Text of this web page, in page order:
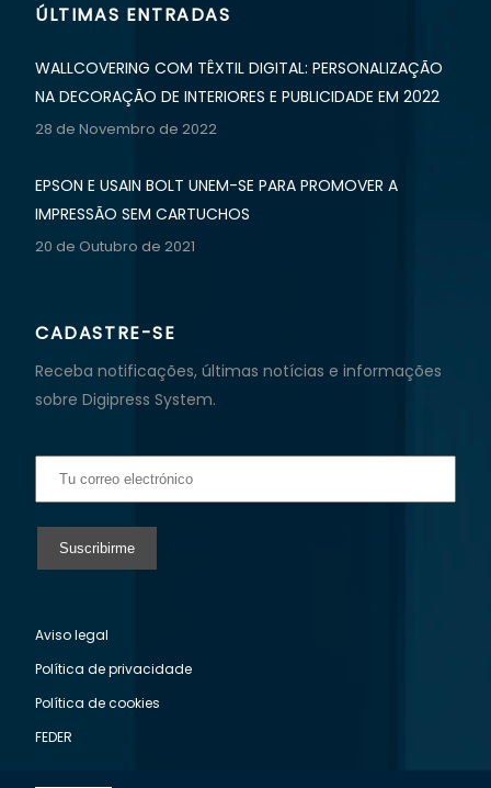
ÚLTIMAS ENTRADAS
WALLCOVERING COM TÊXTIL DIGITAL: PERSONALIZAÇÃO
NA DECORAÇÃO DE INTERIORES E PUBLICIDADE EM 2022
28 de Novembro de 2022
EPSON E USAIN BOLT UNEM-SE PARA PROMOVER A
IMPRESSÃO SEM CARTUCHOS
20 de Outubro de 2021
CADASTRE-SE
Receba notificações, últimas notícias e informações
sobre Digipress System.
Aviso legal
Política de privacidade
Política de cookies
FEDER